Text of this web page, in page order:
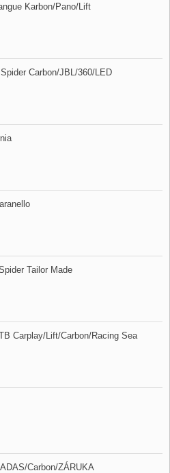
Karbon/Pano/Lift
Carbon/JBL/360/LED
Tailor Made
Carplay/Lift/Carbon/Racing Sea
Carbon/ZÁRUKA